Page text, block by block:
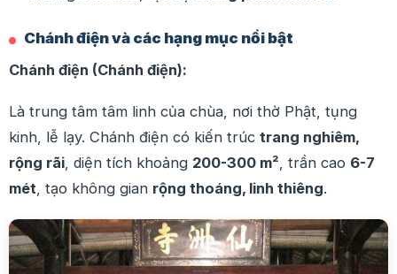
Chánh điện và các hạng mục nổi bật
Chánh điện (Chánh điện):
Là trung tâm tâm linh của chùa, nơi thờ Phật, tụng
kinh, lễ lạy. Chánh điện có kiến trúc trang nghiêm,
rộng rãi, diện tích khoảng 200-300 m², trần cao 6-7
mét, tạo không gian rộng thoáng, linh thiêng.